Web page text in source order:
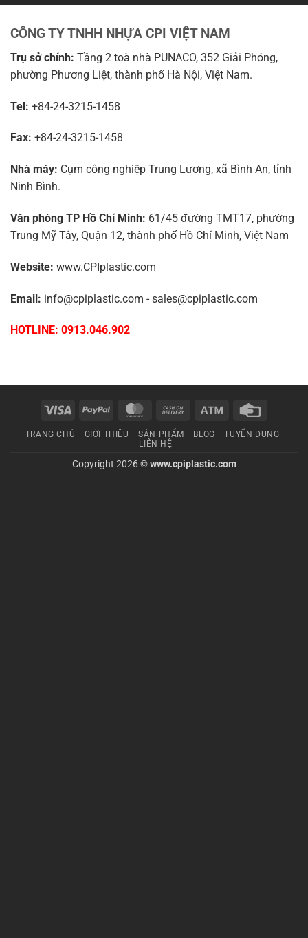
CÔNG TY TNHH NHỰA CPI VIỆT NAM
Trụ sở chính: Tầng 2 toà nhà PUNACO, 352 Giải Phóng,
phường Phương Liệt, thành phố Hà Nội, Việt Nam.
Tel: +84-24-3215-1458
Fax: +84-24-3215-1458
Nhà máy: Cụm công nghiệp Trung Lương, xã Bình An, tỉnh
Ninh Bình.
Văn phòng TP Hồ Chí Minh: 61/45 đường TMT17, phường
Trung Mỹ Tây, Quận 12, thành phố Hồ Chí Minh, Việt Nam
Website: www.CPIplastic.com
Email: info@cpiplastic.com - sales@cpiplastic.com
HOTLINE: 0913.046.902
Visa PayPal MasterCardCash
Delivery
Atm
TRANG CHỦ GIỚI THIỆU SẢN PHẨM BLOG
TUYỂN DỤNG
LIÊN HỆ
Copyright 2026 ©www.cpiplastic.com